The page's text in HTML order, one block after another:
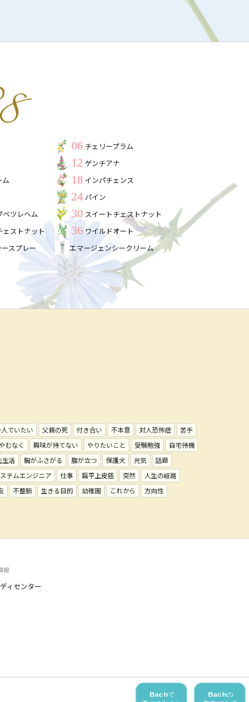
06 チェリープラム
12 ゲンチアナ
ム 18 インパチェンス
24 パイン
ベツレヘム 30 スイートチェストナット
ェストナット 36ワイルドオート
スプレー エマージェンシークリーム
人でいたい 父親の死 付き合い 不本意 対人恐怖症
苦手
むなく 興味が持てない やりたいこと 受験勉強
自宅待機
生活 胸がふさがる 腹が立つ 保護犬 元気
話題
テムエンジニア 仕事 扁平上皮癌 突然
人生の岐路
不整脈 生きる目的 幼稚園 これから 方向性
報
ィセンター